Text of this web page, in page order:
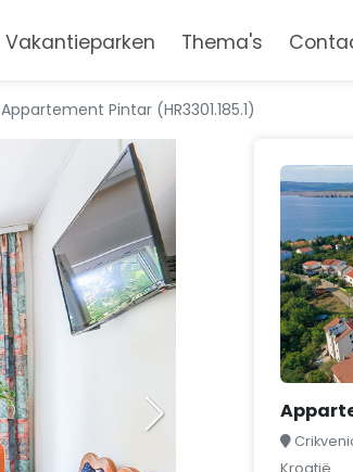
Vakantieparken Thema's
Appartement Pintar (HR3301.185.1)
Kroatië